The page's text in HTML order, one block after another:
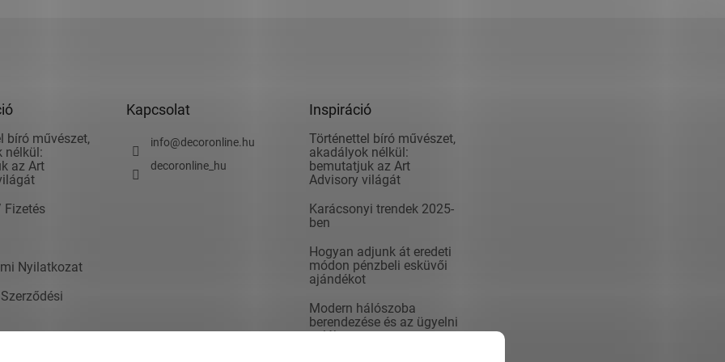
bíró művészet,
nélkül:
az Art
Fizetés
Nyilatkozat
Kapcsolat
info@decoronline.hu
decoronline_hu
Inspiráció
Történettel bíró művészet,
akadályok nélkül:
bemutatjuk az Art
Advisory világát
Karácsonyi trendek 2025-
ben
Hogyan adjunk át eredeti
módon pénzbeli esküvői
ajándékot
Modern hálószoba
berendezése és az ügyelni
valók